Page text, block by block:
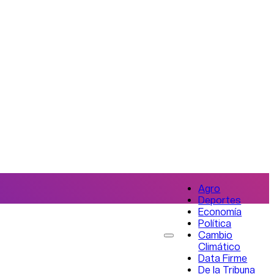
Agro
Deportes
Economía
Política
Cambio
Climático
Data Firme
De la Tribuna